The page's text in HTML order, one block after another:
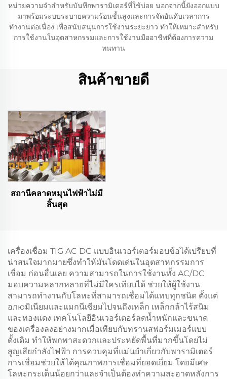
หน่วยความจำสำหรับบันทึกพารามิเตอร์ที่ใช้บ่อย นอกจากนี้ยังออกแบบ
มาพร้อมระบบระบายความร้อนขั้นสูงและการจัดอันดับเวลาการ
ทำงานต่อเนื่อง เพื่อสนับสนุนการใช้งานระยะยาว ทำให้เหมาะสำหรับ
การใช้งานในอุตสาหกรรมและการใช้งานมืออาชีพที่ต้องการความ
ทนทาน
สินค้าขายดี
สถานีคลาดหมุนไฟฟ้าไม่มี
สิ้นสุด
เครื่องเชื่อม TIG AC DC แบบอินเวอร์เตอร์มอบข้อได้เปรียบที่
น่าสนใจมากมายซึ่งทำให้มันโดดเด่นในอุตสาหกรรมการ
เชื่อม ก่อนอื่นเลย ความสามารถในการใช้งานทั้ง AC/DC
มอบความหลากหลายที่ไม่มีใครเทียบได้ ช่วยให้ผู้ใช้งาน
สามารถทำงานกับโลหะที่สามารถเชื่อมได้แทบทุกชนิด ตั้งแต่
อлюมิเนียมและแมกนีเซียมไปจนถึงเหล็ก เหล็กกล้าไร้สนิม
และทองแดง เทคโนโลยีอินเวอร์เตอร์ลดน้ำหนักและขนาด
ของเครื่องลงอย่างมากเมื่อเทียบกับทรานสฟอร์มเมอร์แบบ
ดั้งเดิม ทำให้พกพาสะดวกและประหยัดพื้นที่มากขึ้นโดยไม่
สูญเสียกำลังไฟฟ้า การควบคุมที่แม่นยำเกี่ยวกับพารามิเตอร์
การเชื่อมช่วยให้ได้คุณภาพการเชื่อมที่ยอดเยี่ยม โดยมีเศษ
โลหะกระเด็นน้อยกว่าและจำเป็นต้องทำความสะอาดหลังการ